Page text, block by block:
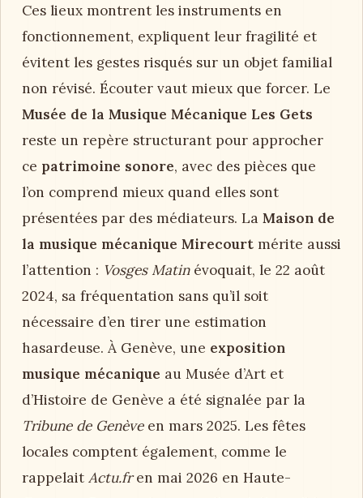
Ces lieux montrent les instruments en
fonctionnement, expliquent leur fragilité et
évitent les gestes risqués sur un objet familial
non révisé. Écouter vaut mieux que forcer. Le
Musée de la Musique Mécanique Les Gets
reste un repère structurant pour approcher
ce patrimoine sonore, avec des pièces que
l’on comprend mieux quand elles sont
présentées par des médiateurs. La Maison de
la musique mécanique Mirecourt mérite aussi
l’attention : Vosges Matinévoquait, le 22 août
2024, sa fréquentation sans qu’il soit
nécessaire d’en tirer une estimation
hasardeuse. À Genève, une exposition
musique mécanique au Musée d’Art et
d’Histoire de Genève a été signalée par la
Tribune de Genèveen mars 2025. Les fêtes
locales comptent également, comme le
rappelait Actu.fren mai 2026 en Haute-